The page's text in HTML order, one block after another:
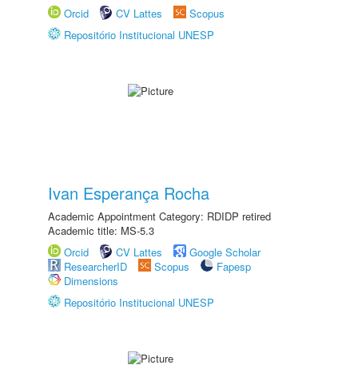
Orcid
CV Lattes
Scopus
Repositório Institucional UNESP
Ivan Esperança Rocha
Academic Appointment Category: RDIDP retired
Academic title: MS-5.3
Orcid
CV Lattes
Google Scholar
ResearcherID
Scopus
Fapesp
Dimensions
Repositório Institucional UNESP